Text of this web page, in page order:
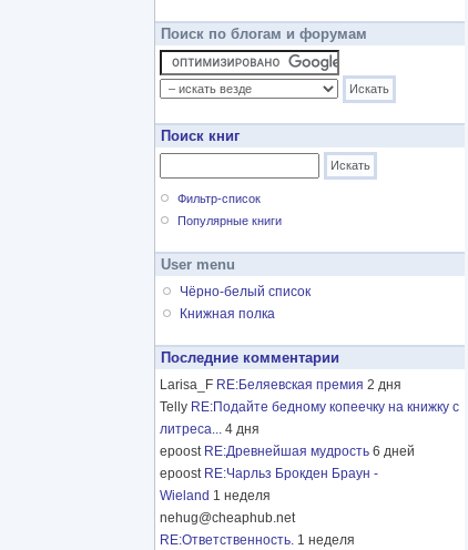
Поиск по блогам и форумам
Поиск книг
Фильтр-список
Популярные книги
User menu
Чёрно-белый список
Книжная полка
Последние комментарии
Larisa_F RE:Беляевская премия 2 дня
Telly RE:Подайте бедному копеечку на книжку с
литреса... 4 дня
epoost RE:Древнейшая мудрость 6 дней
epoost RE:Чарльз Брокден Браун -
Wieland 1 неделя
nehug@cheaphub.net
RE:Ответственность. 1 неделя